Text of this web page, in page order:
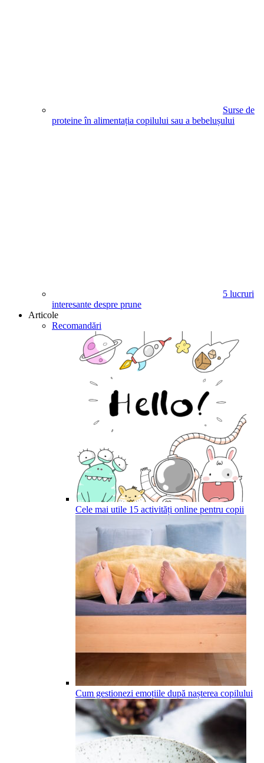
Surse de
proteine în alimentația copilului sau a bebelușului
5 lucruri
interesante despre prune
Articole
Recomandări
Cele mai utile 15 activități online pentru copii
Cum gestionezi emoțiile după nașterea copilului